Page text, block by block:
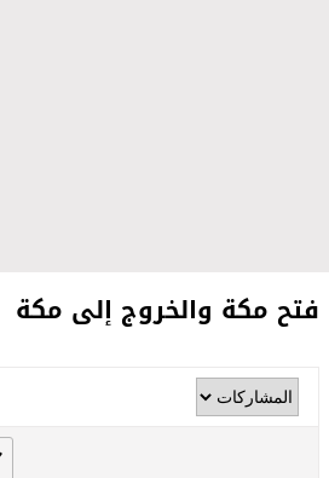
فتح مكة والخروج إلى مكة